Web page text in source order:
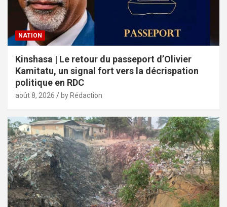
NATION
Kinshasa | Le retour du passeport d’Olivier
Kamitatu, un signal fort vers la décrispation
politique en RDC
août 8, 2026 by Rédaction